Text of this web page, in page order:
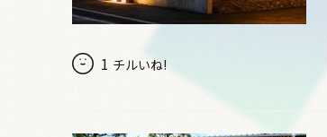
1 チルいね!